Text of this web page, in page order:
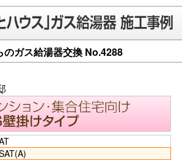
ガス給湯器交換 No.4288